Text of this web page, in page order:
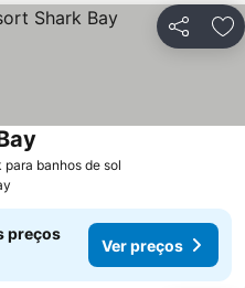
Partilhar
banhos de sol
preços
Ver preços